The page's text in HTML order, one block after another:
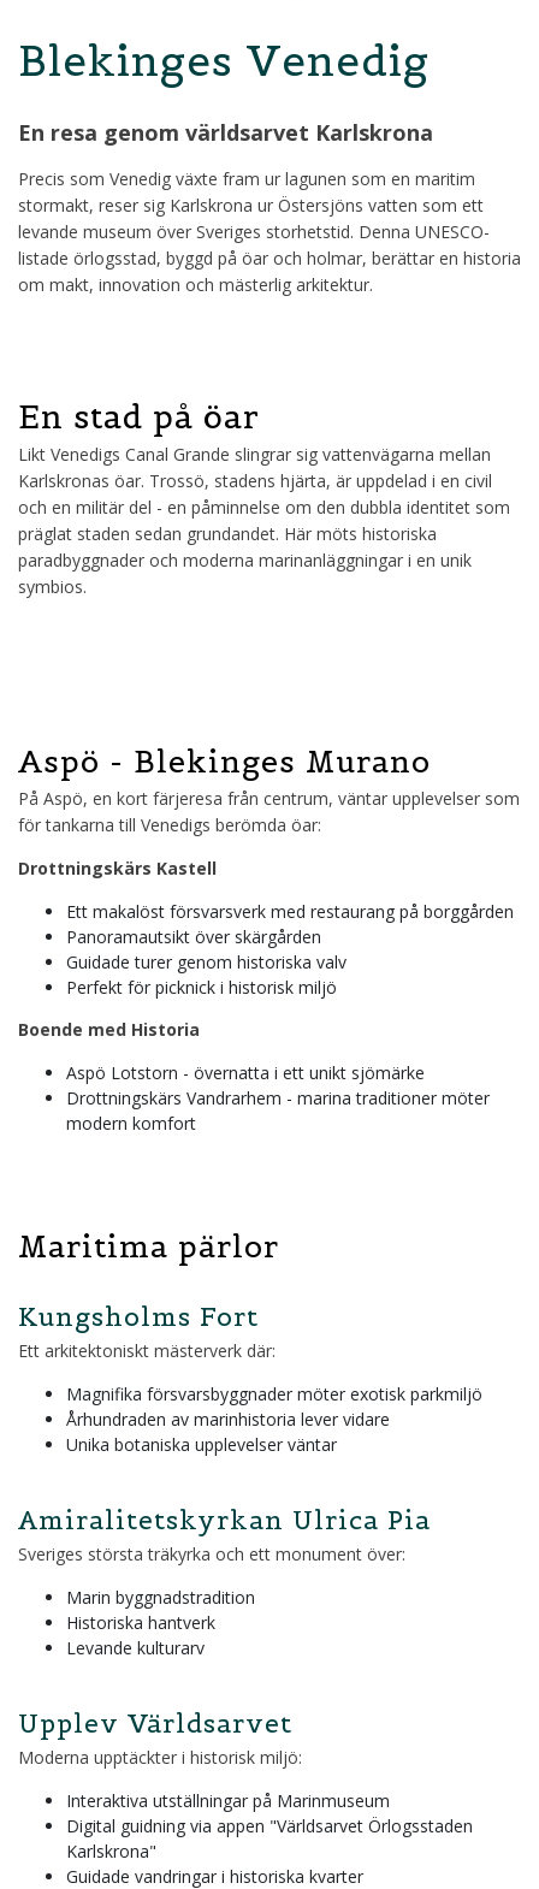
Blekinges Venedig
En resa genom världsarvet Karlskrona
Precis som Venedig växte fram ur lagunen som en maritim
stormakt, reser sig Karlskrona ur Östersjöns vatten som ett
levande museum över Sveriges storhetstid. Denna UNESCO-
listade örlogsstad, byggd på öar och holmar, berättar en historia
om makt, innovation och mästerlig arkitektur.
En stad på öar
Likt Venedigs Canal Grande slingrar sig vattenvägarna mellan
Karlskronas öar. Trossö, stadens hjärta, är uppdelad i en civil
och en militär del - en påminnelse om den dubbla identitet som
präglat staden sedan grundandet. Här möts historiska
paradbyggnader och moderna marinanläggningar i en unik
symbios.
Aspö - Blekinges Murano
På Aspö, en kort färjeresa från centrum, väntar upplevelser som
för tankarna till Venedigs berömda öar:
Drottningskärs Kastell
Ett makalöst försvarsverk med restaurang på borggården
Panoramautsikt över skärgården
Guidade turer genom historiska valv
Perfekt för picknick i historisk miljö
Boende med Historia
Aspö Lotstorn - övernatta i ett unikt sjömärke
Drottningskärs Vandrarhem - marina traditioner möter
modern komfort
Maritima pärlor
Kungsholms Fort
Ett arkitektoniskt mästerverk där:
Magnifika försvarsbyggnader möter exotisk parkmiljö
Århundraden av marinhistoria lever vidare
Unika botaniska upplevelser väntar
Amiralitetskyrkan Ulrica Pia
Sveriges största träkyrka och ett monument över:
Marin byggnadstradition
Historiska hantverk
Levande kulturarv
Upplev Världsarvet
Moderna upptäckter i historisk miljö:
Interaktiva utställningar på Marinmuseum
Digital guidning via appen "Världsarvet Örlogsstaden
Karlskrona"
Guidade vandringar i historiska kvarter